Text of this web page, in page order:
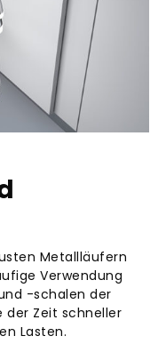
Metallläufern
Verwendung
-schalen der
der Zeit schneller
Lasten.